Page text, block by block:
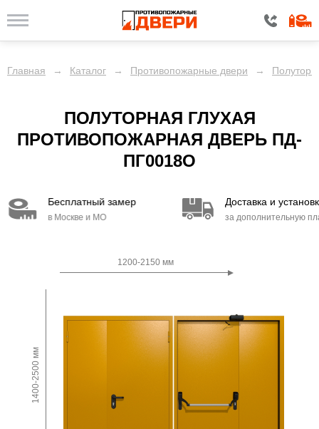
Главная → Каталог → Противопожарные двери →
ПОЛУТОРНАЯ ГЛУХАЯ
ПРОТИВОПОЖАРНАЯ ДВЕРЬ ПД-
ПГ0018O
Бесплатный замер
в Москве и МО
Доставка и
за дополнительную
1200-2150 мм
1400-2500 мм